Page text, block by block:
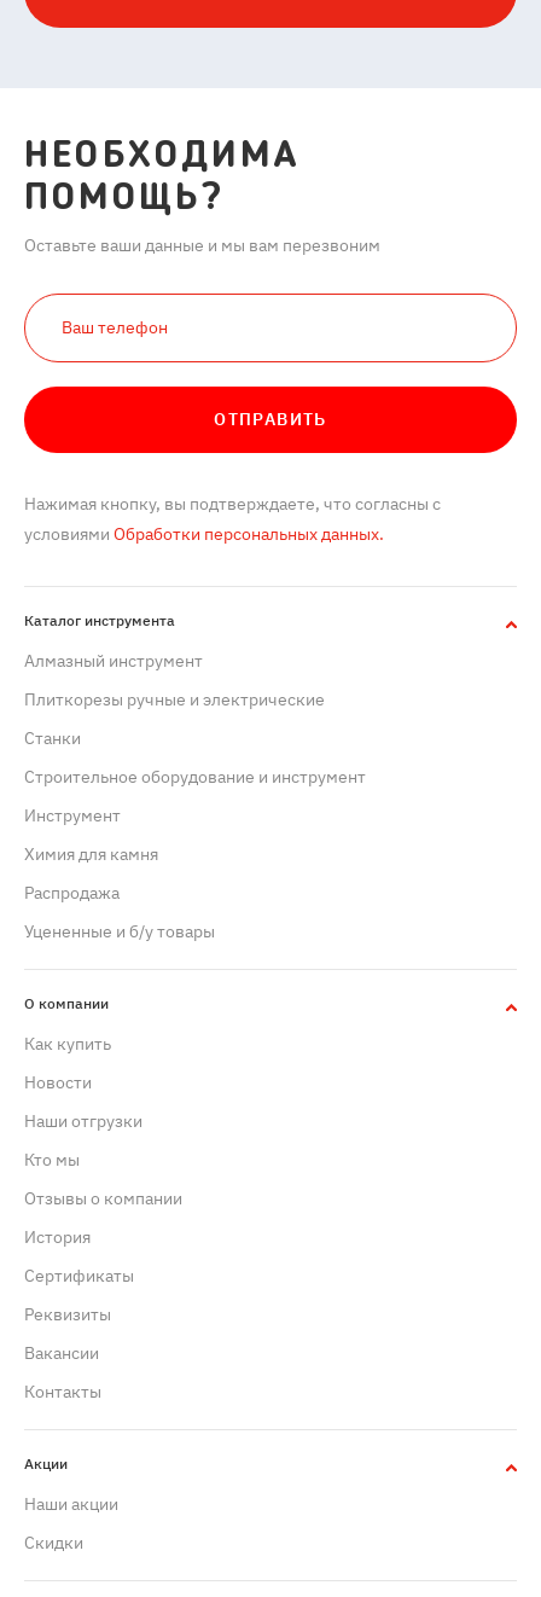
НЕОБХОДИМА
ПОМОЩЬ?
Оставьте ваши данные и мы вам перезвоним
ОТПРАВИТЬ
Нажимая кнопку, вы подтверждаете, что согласны с
условиями Обработки персональных данных.
Каталог инструмента
Алмазный инструмент
Плиткорезы ручные и электрические
Станки
Строительное оборудование и инструмент
Инструмент
Химия для камня
Распродажа
Уцененные и б/у товары
О компании
Как купить
Новости
Наши отгрузки
Кто мы
Отзывы о компании
История
Сертификаты
Реквизиты
Вакансии
Контакты
Акции
Наши акции
Скидки